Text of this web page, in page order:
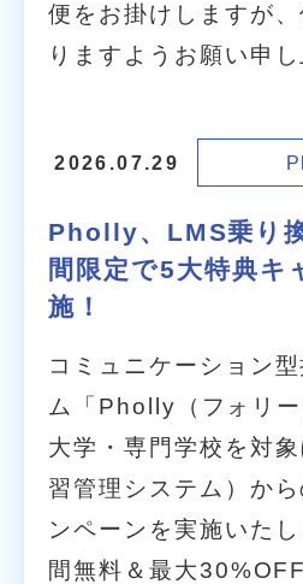
便をお掛けしますが
りますようお願い申し
2026.07.29
Pholly、LMS乗り
間限定で5大特典キ
施！
コミュニケーション
ム「Pholly（フォリー
大学・専門学校を対
習管理システム）か
ンペーンを実施いた
間無料＆最大